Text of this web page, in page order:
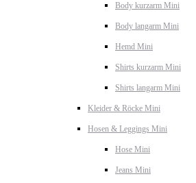
Body kurzarm Mini
Body langarm Mini
Hemd Mini
Shirts kurzarm Mini
Shirts langarm Mini
Kleider & Röcke Mini
Hosen & Leggings Mini
Hose Mini
Jeans Mini